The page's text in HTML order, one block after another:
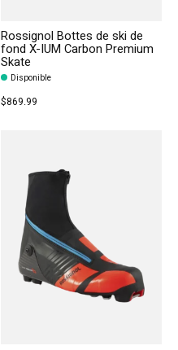
Rossignol Bottes de ski de
fond X-IUM Carbon Premium
Skate
Disponible
$869.99